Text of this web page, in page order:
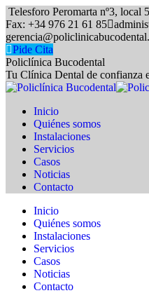
Skip
to
content
Telesforo Peromarta nº3, local
Fax: +34 976 21 61 85
Pide Cita
Policlínica Bucodental
Tu Clínica Dental de confianza
Inicio
Quiénes somos
Instalaciones
Servicios
Casos
Noticias
Contacto
Inicio
Quiénes somos
Instalaciones
Servicios
Casos
Noticias
Contacto